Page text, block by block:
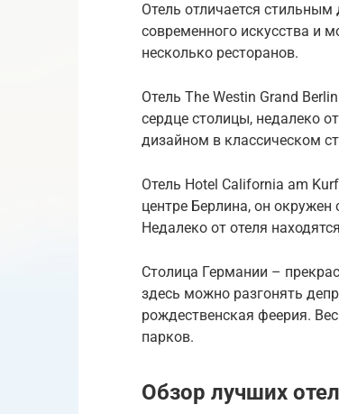
Отель отличается
современного искусства и
несколько ресторанов.
Отель The Westin Grand
сердце столицы, недалеко
дизайном в классическом
Отель Hotel California am
центре Берлина, он
Недалеко от отеля
Столица Германии –
здесь можно разгонять
рождественская феерия.
парков.
Обзор лучших